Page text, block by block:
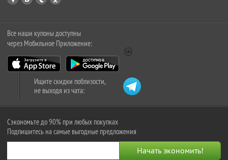
Все наши купоны доступны
через Мобильное Приложение:
Ищите скидки поблизости,
не выходя из чата:
Сэкономьте до 90% при любых покупках
Подпишитесь на самые выгодные предложения